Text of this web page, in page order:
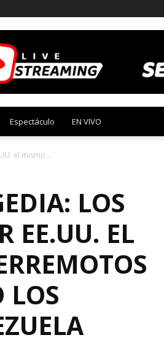
Espectáculo EN VIVO
el mismo...
LOS
EE.UU. EL
LOS